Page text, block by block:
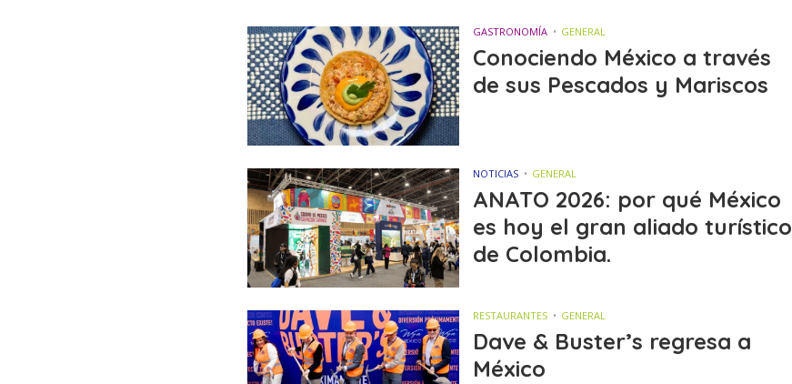
GASTRONOMÍA GENERAL
Conociendo México a través
de sus Pescados y Mariscos
NOTICIAS GENERAL
ANATO 2026: por qué México
es hoy el gran aliado turístico
de Colombia.
RESTAURANTES GENERAL
Dave & Buster’s regresa a
México